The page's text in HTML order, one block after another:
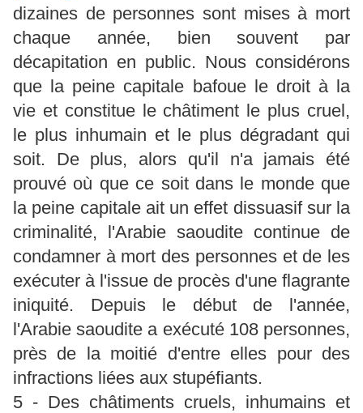
dizaines de personnes sont mises à mort
chaque année, bien souvent par
décapitation en public. Nous considérons
que la peine capitale bafoue le droit à la
vie et constitue le châtiment le plus cruel,
le plus inhumain et le plus dégradant qui
soit. De plus, alors qu'il n'a jamais été
prouvé où que ce soit dans le monde que
la peine capitale ait un effet dissuasif sur la
criminalité, l'Arabie saoudite continue de
condamner à mort des personnes et de les
exécuter à l'issue de procès d'une flagrante
iniquité. Depuis le début de l'année,
l'Arabie saoudite a exécuté 108 personnes,
près de la moitié d'entre elles pour des
infractions liées aux stupéfiants.
5 - Des châtiments cruels, inhumains et